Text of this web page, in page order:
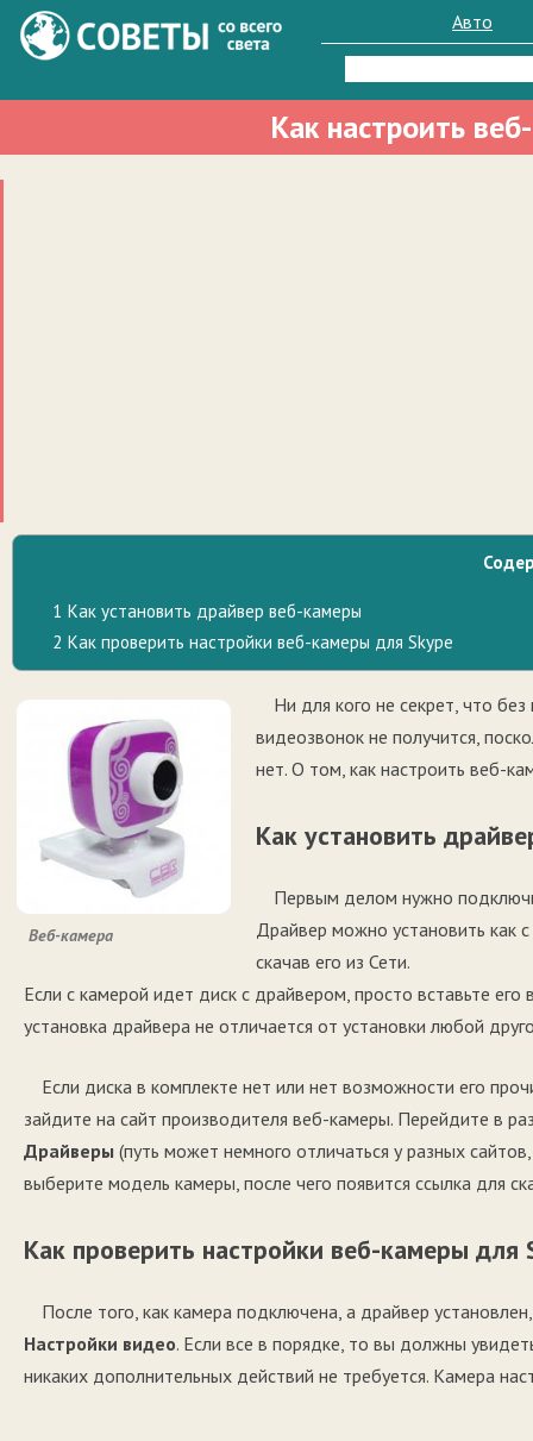
Авто
Найти:
Как настроить
1 Как установить драйвер веб-камеры
2 Как проверить настройки веб-камеры для Skype
Веб-камера
Ни для кого не секрет, что
видеозвонок не получится,
нет. О том, как настроить веб-
Как установить
Первым делом нужно
Драйвер можно установить как
скачав его из Сети.
Если с камерой идет диск с драйвером, просто вставьте его
установка драйвера не отличается от установки любой
Если диска в комплекте нет или нет возможности его
зайдите на сайт производителя веб-камеры. Перейдите в
Драйверы (путь может немного отличаться у разных
выберите модель камеры, после чего появится ссылка для
Как проверить настройки веб-камеры для
После того, как камера подключена, а драйвер
Настройки видео. Если все в порядке, то вы должны
никаких дополнительных действий не требуется. Камера